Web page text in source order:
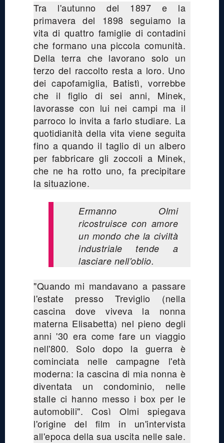
Tra l'autunno del 1897 e la
primavera del 1898 seguiamo la
vita di quattro famiglie di contadini
che formano una piccola comunità.
Della terra che lavorano solo un
terzo del raccolto resta a loro. Uno
dei capofamiglia, Batistì, vorrebbe
che il figlio di sei anni, Minek,
lavorasse con lui nei campi ma il
parroco lo invita a farlo studiare. La
quotidianità della vita viene seguita
fino a quando il taglio di un albero
per fabbricare gli zoccoli a Minek,
che ne ha rotto uno, fa precipitare
la situazione.
Ermanno Olmi
ricostruisce con amore
un mondo che la civiltà
industriale tende a
lasciare nell'oblio.
"Quando mi mandavano a passare
l'estate presso Treviglio (nella
cascina dove viveva la nonna
materna Elisabetta) nel pieno degli
anni '30 era come fare un viaggio
nell'800. Solo dopo la guerra è
cominciata nelle campagne l'età
moderna: la cascina di mia nonna è
diventata un condominio, nelle
stalle ci hanno messo i box per le
automobili". Così Olmi spiegava
l'origine del film in un'intervista
all'epoca della sua uscita nelle sale.